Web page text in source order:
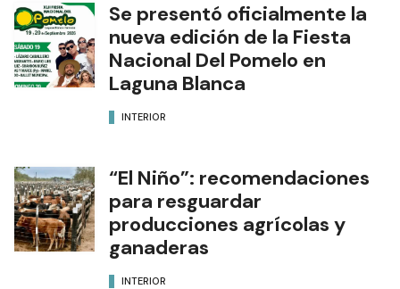
Se presentó oficialmente la
nueva edición de la Fiesta
Nacional Del Pomelo en
Laguna Blanca
INTERIOR
“El Niño”: recomendaciones
para resguardar
producciones agrícolas y
ganaderas
INTERIOR